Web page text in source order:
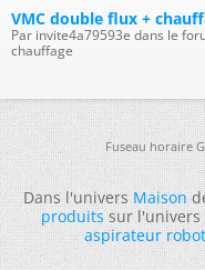
VMC double flux +
Par invite4a79593e dans le
chauffage
Fuseau horaire
Dans l'universMaison
produitssur l'univers
aspirateur robot